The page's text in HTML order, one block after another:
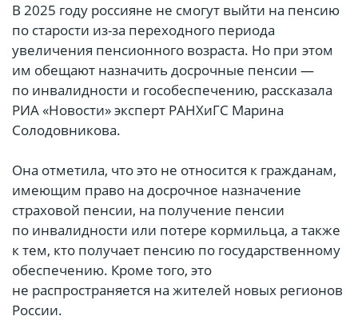
В 2025 году россияне не смогут выйти на пенсию
по старости из-за переходного периода
увеличения пенсионного возраста. Но при этом
им обещают назначить досрочные пенсии —
по инвалидности и гособеспечению, рассказала
РИА «Новости» эксперт РАНХиГС Марина
Солодовникова.
Она отметила, что это не относится к гражданам,
имеющим право на досрочное назначение
страховой пенсии, на получение пенсии
по инвалидности или потере кормильца, а также
к тем, кто получает пенсию по государственному
обеспечению. Кроме того, это
не распространяется на жителей новых регионов
России.